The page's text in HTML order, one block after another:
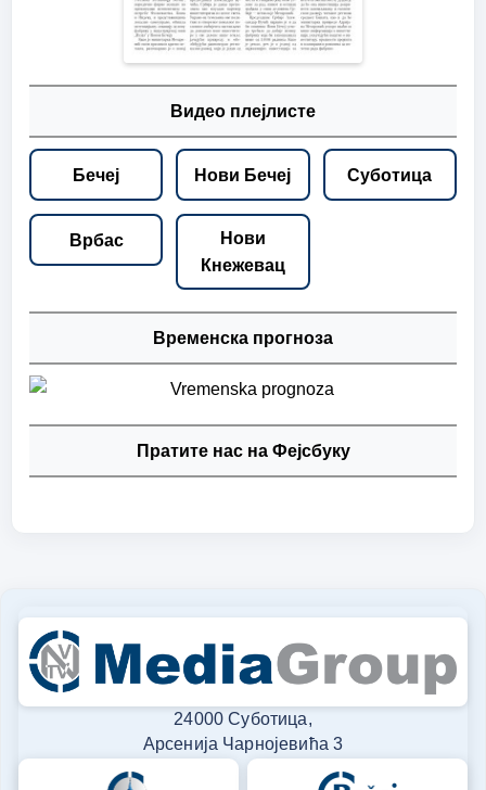
Видео плејлисте
Бечеј Нови Бечеј Суботица
Врбас
Нови
Кнежевац
Временска прогноза
Пратите нас на Фејсбуку
24000 Суботица,
Арсенија Чарнојевића 3